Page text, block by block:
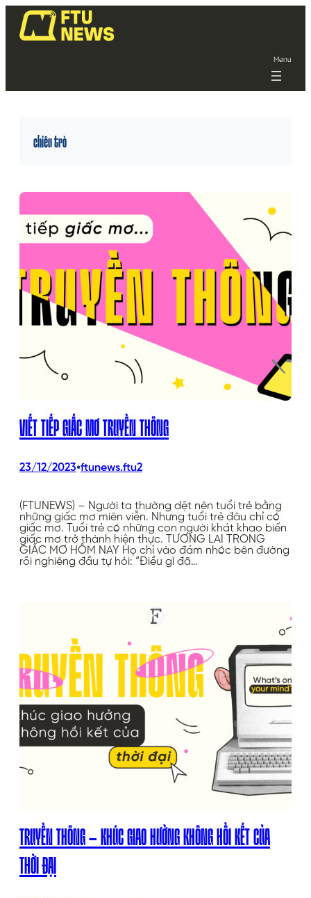
Menu
chiêu trò
VIẾT TIẾP GIẤC MƠ TRUYỀN THÔNG
23/12/2023•ftunews.ftu2
(FTUNEWS) – Người ta thường dệt nên tuổi trẻ bằng
những giấc mơ miên viễn. Nhưng tuổi trẻ đâu chỉ có
giấc mơ. Tuổi trẻ có những con người khát khao biến
giấc mơ trở thành hiện thực. TƯƠNG LAI TRONG
GIẤC MƠ HÔM NAY Họ chỉ vào đám nhóc bên đường
rồi nghiêng đầu tự hỏi: “Điều gì đã…
TRUYỀN THÔNG – KHÚC GIAO HƯỞNG KHÔNG HỒI KẾT CỦA
THỜI ĐẠI